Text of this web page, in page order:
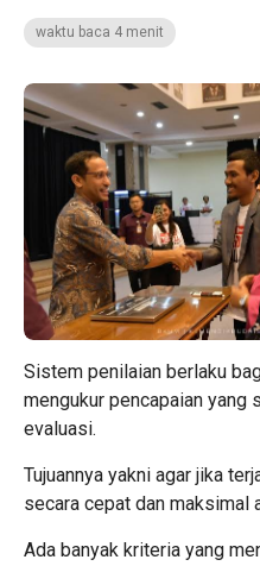
waktu baca 4 menit
Sistem penilaian berlaku
mengukur pencapaian yang
evaluasi.
Tujuannya yakni agar jika
secara cepat dan maksimal
Ada banyak kriteria yang